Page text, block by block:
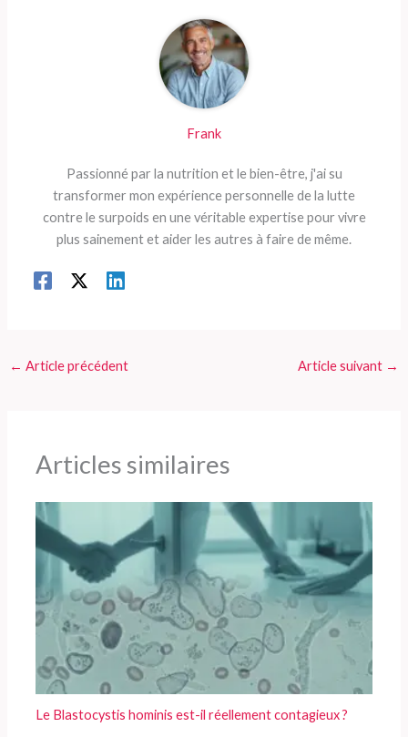
Frank
Passionné par la nutrition et le bien-être, j'ai su
transformer mon expérience personnelle de la lutte
contre le surpoids en une véritable expertise pour vivre
plus sainement et aider les autres à faire de même.
← Article précédent Article suivant →
Articles similaires
Le Blastocystis hominis est-il réellement contagieux ?